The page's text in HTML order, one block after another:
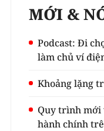
MỚI &
Podcast: Đi
làm chủ ví
Khoảng lặng
Quy trình mới
hành chính